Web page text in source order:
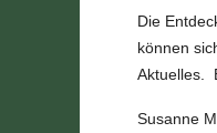
Die
können
Aktuelles.
Susanne